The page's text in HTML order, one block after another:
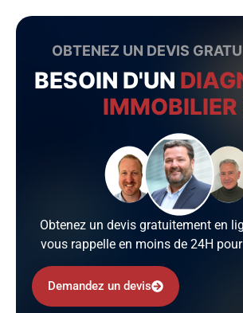
OBTENEZ UN DEVIS
BESOIN D'UN
IMMOBILIER
Obtenez un devis gratuitement en
vous rappelle en moins de 24H pour
Demandez un devis